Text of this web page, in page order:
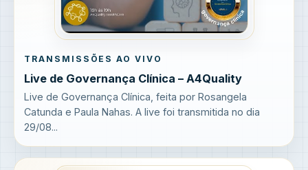
TRANSMISSÕES AO VIVO
Live de Governança Clínica – A4Quality
Live de Governança Clínica, feita por Rosangela
Catunda e Paula Nahas. A live foi transmitida no dia
29/08...